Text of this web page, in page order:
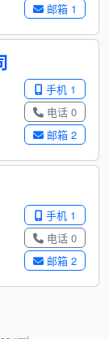
邮箱 1
手机 1
电话 0
邮箱 2
手机 1
电话 0
邮箱 2